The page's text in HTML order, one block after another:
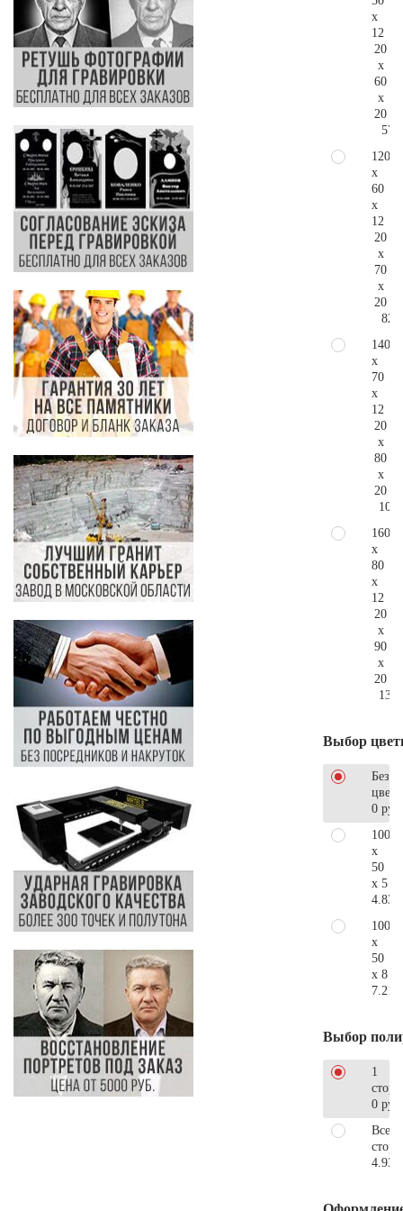
x
12
20
x
60
x
20
120
x
60
x
12
20
x
70
x
20
140
x
70
x
12
20
x
80
x
20
160
x
80
x
12
20
x
90
x
20
Выбор
Без
0 руб.
100
x
50
x 5
100
x
50
x 8
Выбор
1
0 руб.
Все